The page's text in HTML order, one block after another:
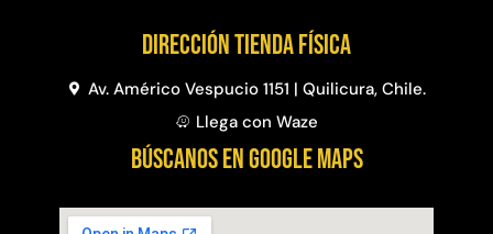
Dirección Tienda física
Av. Américo Vespucio 1151 | Quilicura, Chile.
Llega con Waze
BÚSCANOS EN GOOGLE MAPS